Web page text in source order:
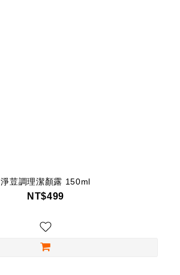
淨荳調理潔顏露 150ml
NT$499